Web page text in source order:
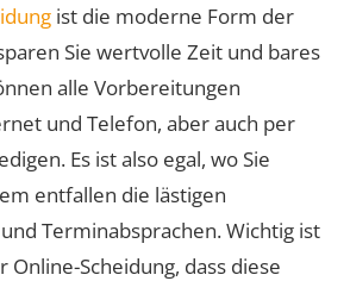
ist die moderne Form der
Sie wertvolle Zeit und bares
alle Vorbereitungen
und Telefon, aber auch per
Es ist also egal, wo Sie
entfallen die lästigen
Terminabsprachen. Wichtig ist
Scheidung, dass diese